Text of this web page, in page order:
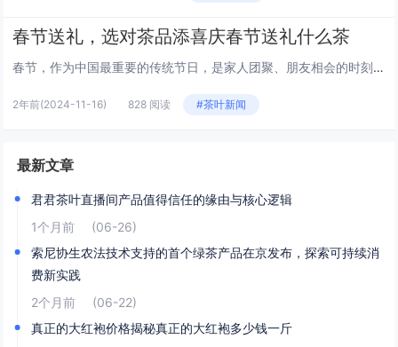
春节送礼，选对茶品添喜庆春节送礼什么茶
春节，作为中国最重要的传统节日，是家人团聚、朋友相会的时刻。在这样一个充满喜悦和祥和的节日里，送礼成为了传递祝福和情感的重要方式。而茶叶，作为一种健康、高雅的礼物，历来受到人们的青睐。那么，春节送礼应该选择什么样的茶呢？本文将为您揭晓答案...
2年前(2024-11-16) 828 阅读 #茶叶新闻
最新文章
君君茶叶直播间产品值得信任的缘由与核心逻辑
1个月前
(06-26)
索尼协生农法技术支持的首个绿茶产品在京发布，探索可持续消
费新实践
2个月前
(06-22)
真正的大红袍价格揭秘真正的大红袍多少钱一斤